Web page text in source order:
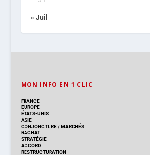
« Juil
MON INFO EN 1 CLIC
FRANCE
EUROPE
ÉTATS-UNIS
ASIE
CONJONCTURE/MARCHÉS
RACHAT
STRATÉGIE
ACCORD
RESTRUCTURATION